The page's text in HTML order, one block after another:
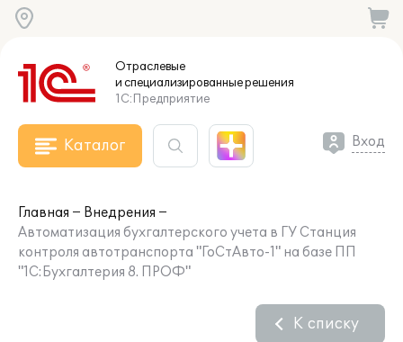
Отраслевые
и специализированныерешения
1С:Предприятие
Каталог Вход
Главная
Внедрения
Автоматизация бухгалтерского учета в ГУ Станция
контроля автотранспорта "ГоСтАвто-1" на базе ПП
"1С:Бухгалтерия 8. ПРОФ"
К списку